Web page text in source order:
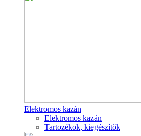
Elektromos kazán
Elektromos kazán
Tartozékok, kiegészítők